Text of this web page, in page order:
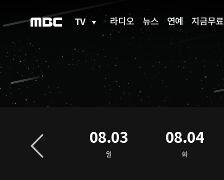
TV 라디오 뉴스 연예 지금무료
08.02 08.03
월
08.04
화